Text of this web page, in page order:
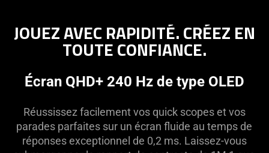
JOUEZ AVEC RAPIDITÉ. CRÉEZ EN
TOUTE CONFIANCE.
Écran QHD+ 240 Hz de type OLED
Réussissez facilement vos quick scopes et vos
parades parfaites sur un écran fluide au temps de
réponses exceptionnel de 0,2 ms. Laissez-vous